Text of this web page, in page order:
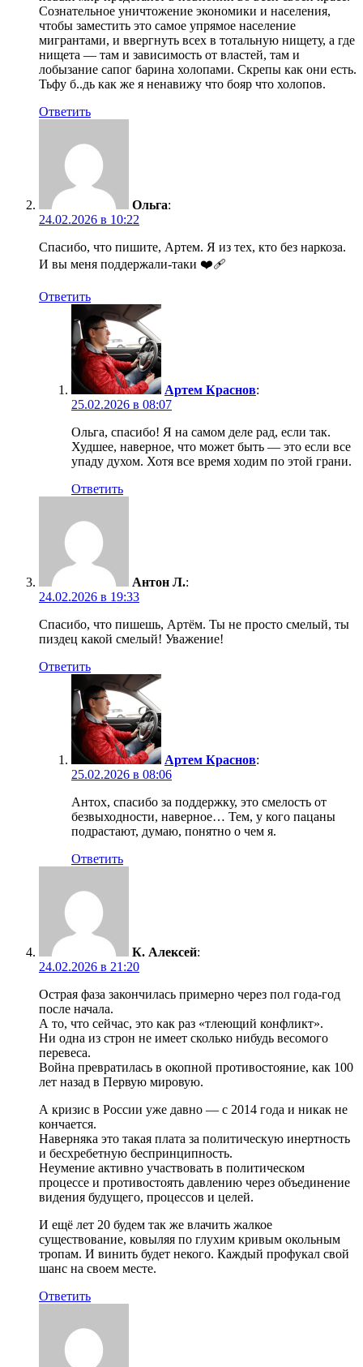
Сознательное уничтожение экономики и населения,
чтобы заместить это самое упрямое население
мигрантами, и ввергнуть всех в тотальную нищету, а где
нищета — там и зависимость от властей, там и
лобызание сапог барина холопами. Скрепы как они есть.
Тьфу б..дь как же я ненавижу что бояр что холопов.
Ответить
Ольга:
24.02.2026 в 10:22
Спасибо, что пишите, Артем. Я из тех, кто без наркоза.
И вы меня поддержали-таки ❤️‍🩹
Ответить
Артем Краснов:
25.02.2026 в 08:07
Ольга, спасибо! Я на самом деле рад, если так.
Худшее, наверное, что может быть — это если все
упаду духом. Хотя все время ходим по этой грани.
Ответить
Антон Л.:
24.02.2026 в 19:33
Спасибо, что пишешь, Артём. Ты не просто смелый, ты
пиздец какой смелый! Уважение!
Ответить
Артем Краснов:
25.02.2026 в 08:06
Антох, спасибо за поддержку, это смелость от
безвыходности, наверное… Тем, у кого пацаны
подрастают, думаю, понятно о чем я.
Ответить
К. Алексей:
24.02.2026 в 21:20
Острая фаза закончилась примерно через пол года-год
после начала.
А то, что сейчас, это как раз «тлеющий конфликт».
Ни одна из строн не имеет сколько нибудь весомого
перевеса.
Война превратилась в окопной противостояние, как 100
лет назад в Первую мировую.
А кризис в России уже давно — с 2014 года и никак не
кончается.
Наверняка это такая плата за политическую инертность
и бесхребетную беспринципность.
Неумение активно участвовать в политическом
процессе и противостоять давлению через объединение
видения будущего, процессов и целей.
И ещё лет 20 будем так же влачить жалкое
существование, ковыляя по глухим кривым окольным
тропам. И винить будет некого. Каждый профукал свой
шанс на своем месте.
Ответить